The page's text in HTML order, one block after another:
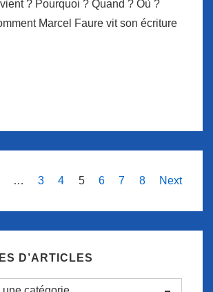
? Pourquoi ? Quand ? Où ?
Marcel Faure vit son écriture
… 3 4 5 6 7 8 Next
D’ARTICLES